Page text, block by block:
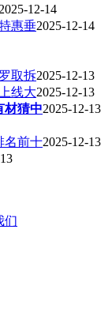
2025-12-14
惠垂2025-12-14
取拆2025-12-13
线大2025-12-13
材猜中2025-12-13
名前十2025-12-13
们